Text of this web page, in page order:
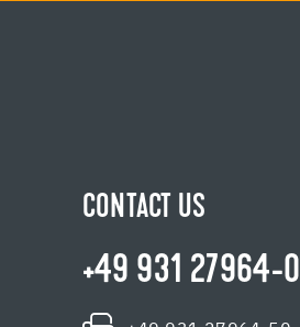
CONTACT US
+49 931 27964-0